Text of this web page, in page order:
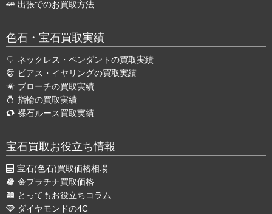
出張でのお買取方法
色石・宝石買取実績
ネックレス・ペンダントの買取実績
ピアス・イヤリングの買取実績
ブローチの買取実績
指輪の買取実績
裸石ルース買取実績
宝石買取お役立ち情報
宝石(色石)買取価格相場
金プラチナ買取価格
とってもお役立ちコラム
ダイヤモンドの4C